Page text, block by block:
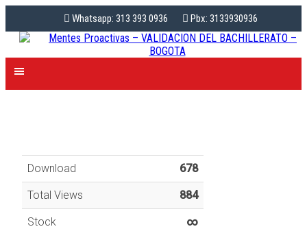
Whatsapp: 313 393 0936 Pbx: 3133930936
Download 678
Total Views 884
Stock ∞